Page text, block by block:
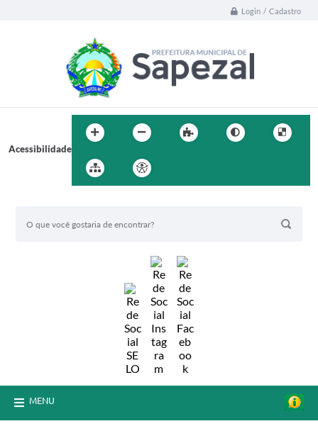
Login / Cadastro
Acessibilidade
MENU